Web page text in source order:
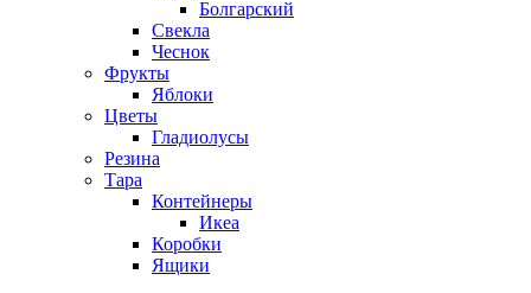
Болгарский
Свекла
Чеснок
Фрукты
Яблоки
Цветы
Гладиолусы
Резина
Тара
Контейнеры
Икеа
Коробки
Ящики